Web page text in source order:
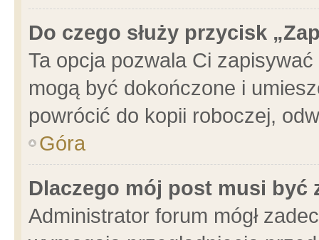
Do czego służy przycisk
Ta opcja pozwala Ci
mogą być dokończone i
powrócić do kopii roboczej,
Góra
Dlaczego mój post musi być
Administrator forum mógł